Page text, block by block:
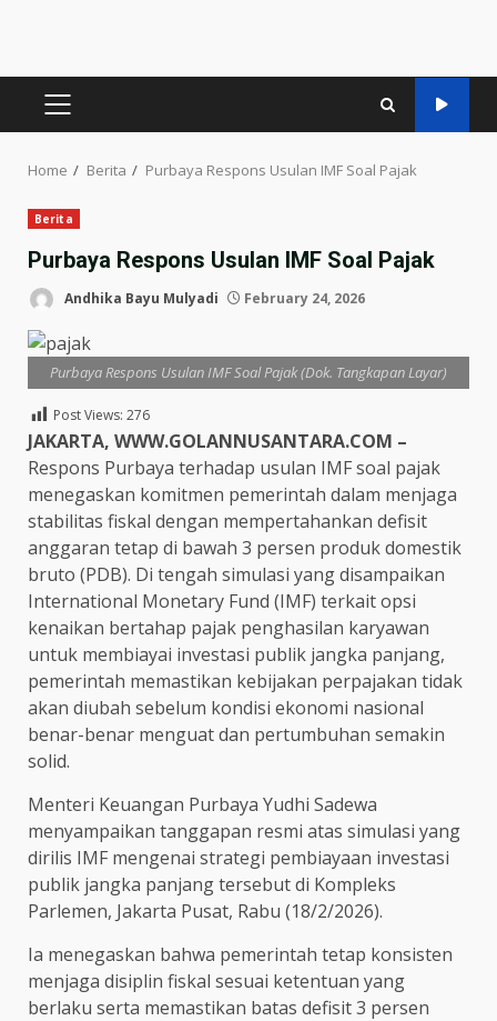
PRIMARY
Home Berita Purbaya Respons Usulan IMF Soal Pajak
Berita
Purbaya Respons Usulan IMF Soal Pajak
Andhika Bayu Mulyadi February 24, 2026
Purbaya Respons Usulan IMF Soal Pajak (Dok. Tangkapan Layar)
Post Views: 276
JAKARTA, WWW.GOLANNUSANTARA.COM –
Respons Purbaya terhadap usulan IMF soal pajak
menegaskan komitmen pemerintah dalam menjaga
stabilitas fiskal dengan mempertahankan defisit
anggaran tetap di bawah 3 persen produk domestik
bruto (PDB). Di tengah simulasi yang disampaikan
International Monetary Fund (IMF) terkait opsi
kenaikan bertahap pajak penghasilan karyawan
untuk membiayai investasi publik jangka panjang,
pemerintah memastikan kebijakan perpajakan tidak
akan diubah sebelum kondisi ekonomi nasional
benar-benar menguat dan pertumbuhan semakin
solid.
Menteri Keuangan Purbaya Yudhi Sadewa
menyampaikan tanggapan resmi atas simulasi yang
dirilis IMF mengenai strategi pembiayaan investasi
publik jangka panjang tersebut di Kompleks
Parlemen, Jakarta Pusat, Rabu (18/2/2026).
Ia menegaskan bahwa pemerintah tetap konsisten
menjaga disiplin fiskal sesuai ketentuan yang
berlaku serta memastikan batas defisit 3 persen